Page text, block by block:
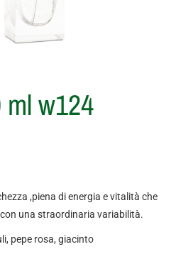
w124
,piena di energia e vitalità che
una straordinaria variabilità.
pepe rosa, giacinto